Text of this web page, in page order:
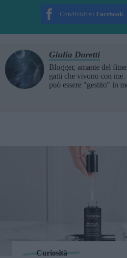
Condividi su Facebook
Giulia Doretti
Blogger, amante del
gatti che vivono con
può essere "gestito" in
Curiosità